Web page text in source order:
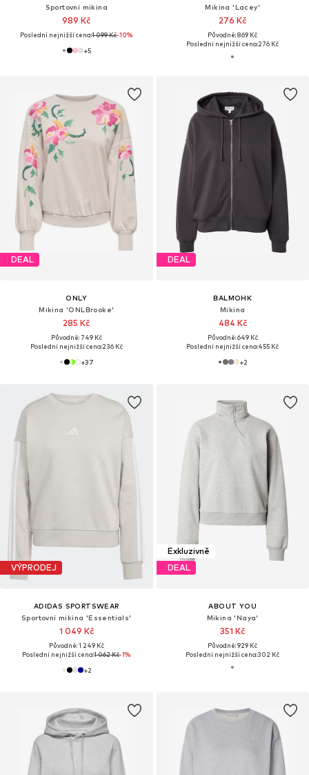
Sportovní mikina
989 Kč
Poslední nejnižší cena:1 099 Kč-10%
+5
Mikina 'Lacey'
276 Kč
Původně: 869 Kč
Poslední nejnižší cena:276 Kč
DEAL
ONLY
Mikina 'ONLBrooke'
285 Kč
Původně: 749 Kč
Poslední nejnižší cena:236 Kč
+37
DEAL
BALMOHK
Mikina
484 Kč
Původně: 649 Kč
Poslední nejnižší cena:455 Kč
+2
VÝPRODEJ
ADIDAS SPORTSWEAR
Sportovní mikina 'Essentials'
1 049 Kč
Původně: 1 249 Kč
Poslední nejnižší cena:1 062 Kč-1%
+2
Exkluzivně
DEAL
ABOUT YOU
Mikina 'Naya'
351 Kč
Původně: 929 Kč
Poslední nejnižší cena:302 Kč